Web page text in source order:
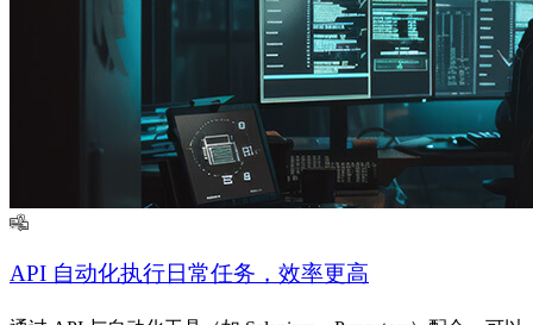
API 自动化执行日常任务，效率更高